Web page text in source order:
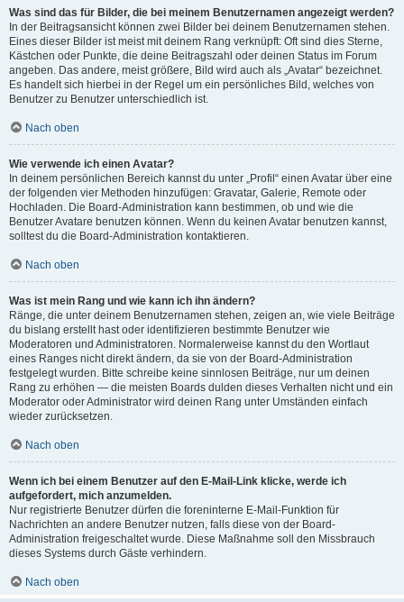
Was sind das für Bilder, die bei meinem Benutzernamen angezeigt werden?
In der Beitragsansicht können zwei Bilder bei deinem Benutzernamen stehen.
Eines dieser Bilder ist meist mit deinem Rang verknüpft: Oft sind dies Sterne,
Kästchen oder Punkte, die deine Beitragszahl oder deinen Status im Forum
angeben. Das andere, meist größere, Bild wird auch als „Avatar“ bezeichnet.
Es handelt sich hierbei in der Regel um ein persönliches Bild, welches von
Benutzer zu Benutzer unterschiedlich ist.
Nach oben
Wie verwende ich einen Avatar?
In deinem persönlichen Bereich kannst du unter „Profil“ einen Avatar über eine
der folgenden vier Methoden hinzufügen: Gravatar, Galerie, Remote oder
Hochladen. Die Board-Administration kann bestimmen, ob und wie die
Benutzer Avatare benutzen können. Wenn du keinen Avatar benutzen kannst,
solltest du die Board-Administration kontaktieren.
Nach oben
Was ist mein Rang und wie kann ich ihn ändern?
Ränge, die unter deinem Benutzernamen stehen, zeigen an, wie viele Beiträge
du bislang erstellt hast oder identifizieren bestimmte Benutzer wie
Moderatoren und Administratoren. Normalerweise kannst du den Wortlaut
eines Ranges nicht direkt ändern, da sie von der Board-Administration
festgelegt wurden. Bitte schreibe keine sinnlosen Beiträge, nur um deinen
Rang zu erhöhen — die meisten Boards dulden dieses Verhalten nicht und ein
Moderator oder Administrator wird deinen Rang unter Umständen einfach
wieder zurücksetzen.
Nach oben
Wenn ich bei einem Benutzer auf den E-Mail-Link klicke, werde ich
aufgefordert, mich anzumelden.
Nur registrierte Benutzer dürfen die foreninterne E-Mail-Funktion für
Nachrichten an andere Benutzer nutzen, falls diese von der Board-
Administration freigeschaltet wurde. Diese Maßnahme soll den Missbrauch
dieses Systems durch Gäste verhindern.
Nach oben